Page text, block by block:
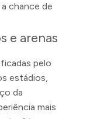
chance de
e arenas
pelo
estádios,
da
mais